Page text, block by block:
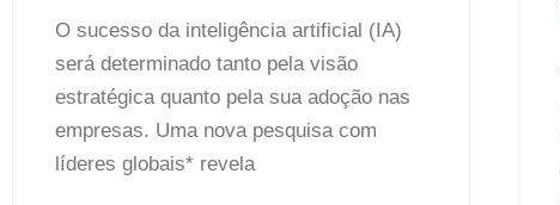
O sucesso da inteligência artificial (IA)
será determinado tanto pela visão
estratégica quanto pela sua adoção nas
empresas. Uma nova pesquisa com
líderes globais* revela